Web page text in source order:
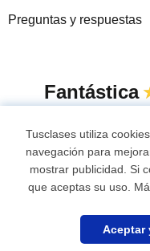
Preguntas y respuestas
Fantástica
© 2007 -
Mapa web:
Tusclases utiliza
navegación para
mostrar publicidad. Si
que aceptas su uso.
Aceptar